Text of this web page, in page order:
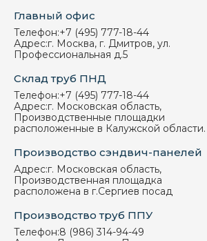
Главный офис
Телефон:+7 (495) 777-18-44
Адрес:г. Москва, г. Дмитров, ул.
Профессиональная д.5
Склад труб ПНД
Телефон:+7 (495) 777-18-44
Адрес:г. Московская область,
Производственные площадки
расположенные в Калужской области.
Производство сэндвич-панелей
Адрес:г. Московская область,
Производственная площадка
расположена в г.Сергиев посад
Производство труб ППУ
Телефон:8 (986) 314-94-49